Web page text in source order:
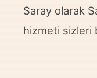
Saray olarak
hizmeti sizleri